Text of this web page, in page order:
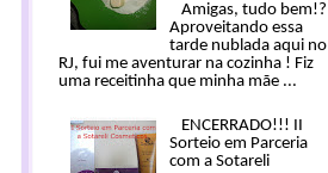
Amigas, tudo bem!?
Aproveitando essa
tarde nublada aqui no
RJ, fui me aventurar na cozinha ! Fiz
uma receitinha que minha mãe ...
ENCERRADO!!! II
Sorteio em Parceria
com a Sotareli